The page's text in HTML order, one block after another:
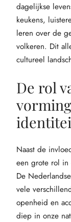
dagelijkse
keukens,
leren over de
volkeren. Dit
cultureel
De rol
Naast de
een grote rol in
De
vele
openheid en
diep in onze